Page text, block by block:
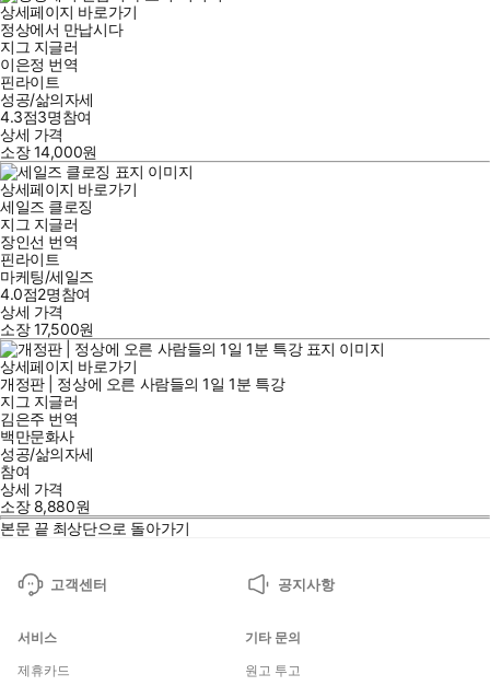
상세페이지 바로가기
정상에서 만납시다
지그 지글러
이은정 번역
핀라이트
성공/삶의자세
4.3점3명참여
상세 가격
소장14,000원
상세페이지 바로가기
세일즈 클로징
지그 지글러
장인선 번역
핀라이트
마케팅/세일즈
4.0점2명참여
상세 가격
소장17,500원
상세페이지 바로가기
개정판 | 정상에 오른 사람들의 1일 1분 특강
지그 지글러
김은주 번역
백만문화사
성공/삶의자세
참여
상세 가격
소장 8,880원
본문 끝 최상단으로 돌아가기
고객센터 공지사항
서비스
제휴카드
기타 문의
원고 투고